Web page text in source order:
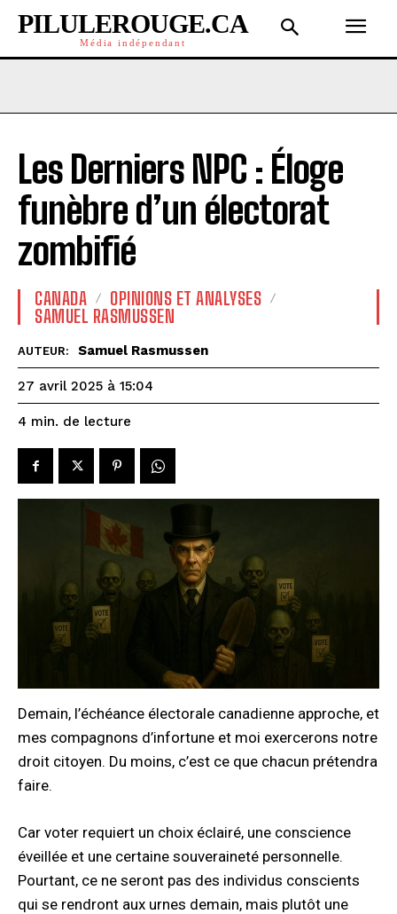
PILULEROUGE.CA
Média indépendant
Les Derniers NPC : Éloge
funèbre d’un électorat
zombifié
CANADA
OPINIONS ET ANALYSES
SAMUEL RASMUSSEN
AUTEUR: Samuel Rasmussen
27 avril 2025 à 15:04
4 min. de lecture
Demain, l’échéance électorale canadienne approche, et
mes compagnons d’infortune et moi exercerons notre
droit citoyen. Du moins, c’est ce que chacun prétendra
faire.
Car voter requiert un choix éclairé, une conscience
éveillée et une certaine souveraineté personnelle.
Pourtant, ce ne seront pas des individus conscients
qui se rendront aux urnes demain, mais plutôt une